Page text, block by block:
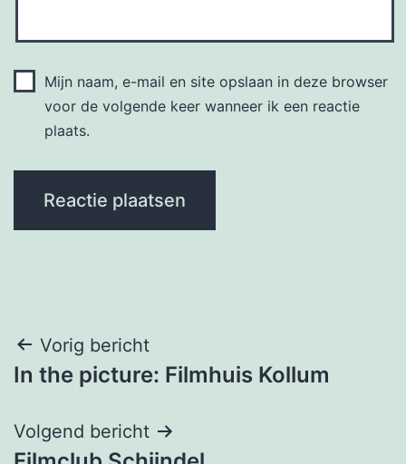
Mijn naam, e-mail en site opslaan in deze browser
voor de volgende keer wanneer ik een reactie
plaats.
Bericht
navigatie
Vorig bericht
In the picture: Filmhuis Kollum
Volgend bericht